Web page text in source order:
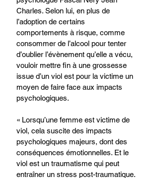
Charles. Selon lui, en plus de
l’adoption de certains
comportements à risque, comme
consommer de l’alcool pour tenter
d’oublier l’évènement qu’elle a vécu,
vouloir mettre fin à une grossesse
issue d’un viol est pour la victime un
moyen de faire face aux impacts
psychologiques.
« Lorsqu’une femme est victime de
viol, cela suscite des impacts
psychologiques majeurs, dont des
conséquences émotionnelles. Et le
viol est un traumatisme qui peut
entraîner un stress post-traumatique.